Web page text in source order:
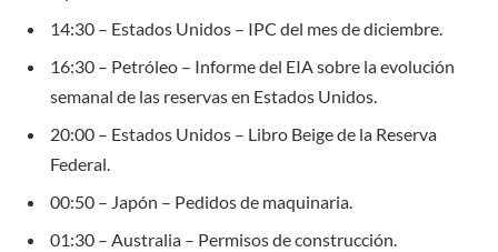
14:30 – Estados Unidos – IPC del mes de diciembre.
16:30 – Petróleo – Informe del EIAsobre la evolución
semanal de las reservas en Estados Unidos.
20:00 – Estados Unidos – Libro Beige de la Reserva
Federal.
00:50 – Japón – Pedidos de maquinaria.
01:30 – Australia – Permisos de construcción.